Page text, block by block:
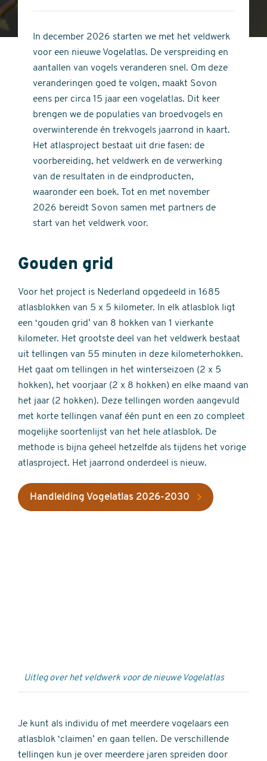
stars
of
stars
In december 2026 starten we met het veldwerk
voor een nieuwe Vogelatlas. De verspreiding en
aantallen van vogels veranderen snel. Om deze
veranderingen goed te volgen, maakt Sovon
eens per circa 15 jaar een vogelatlas. Dit keer
brengen we de populaties van broedvogels en
overwinterende én trekvogels jaarrond in kaart.
Het atlasproject bestaat uit drie fasen: de
voorbereiding, het veldwerk en de verwerking
van de resultaten in de eindproducten,
waaronder een boek. Tot en met november
2026 bereidt Sovon samen met partners de
start van het veldwerk voor.
Gouden grid
Voor het project is Nederland opgedeeld in 1685
atlasblokken van 5 x 5 kilometer. In elk atlasblok ligt
een ‘gouden grid’ van 8 hokken van 1 vierkante
kilometer. Het grootste deel van het veldwerk bestaat
uit tellingen van 55 minuten in deze kilometerhokken.
Het gaat om tellingen in het winterseizoen (2 x 5
hokken), het voorjaar (2 x 8 hokken) en elke maand van
het jaar (2 hokken). Deze tellingen worden aangevuld
met korte tellingen vanaf één punt en een zo compleet
mogelijke soortenlijst van het hele atlasblok. De
methode is bijna geheel hetzelfde als tijdens het vorige
atlasproject. Het jaarrond onderdeel is nieuw.
Handleiding Vogelatlas 2026-2030
Uitleg over het veldwerk voor de nieuwe Vogelatlas
Je kunt als individu of met meerdere vogelaars een
atlasblok ‘claimen’ en gaan tellen. De verschillende
tellingen kun je over meerdere jaren spreiden door